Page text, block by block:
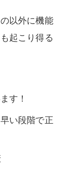
以外に機能
起こり得る
す！
い段階で正